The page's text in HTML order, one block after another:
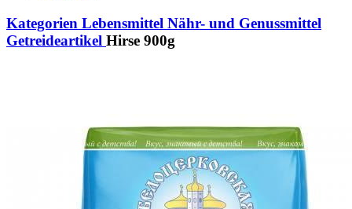
Kategorien Lebensmittel Nähr- und Genussmittel
Getreideartikel Hirse 900g